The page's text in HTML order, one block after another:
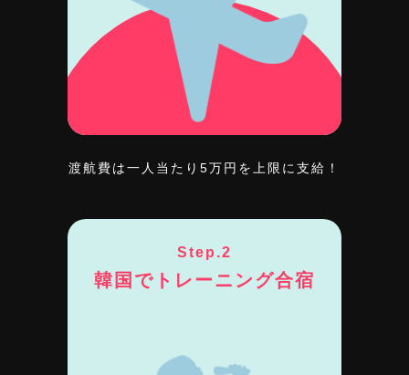
渡航費は一人当たり5万円を上限に支給！
Step.2
韓国でトレーニング合宿